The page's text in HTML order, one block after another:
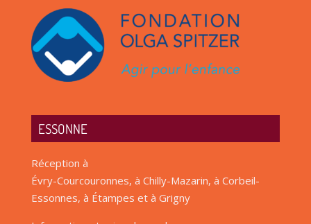
ESSONNE
Réception à
Évry-Courcouronnes, à Chilly-Mazarin, à Corbeil-
Essonnes, à Étampes et à Grigny